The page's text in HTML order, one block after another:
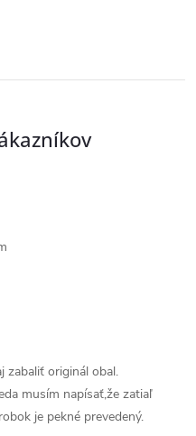
zabaliť originál obal.
musím napísať,že zatiaľ
je pekné prevedený.